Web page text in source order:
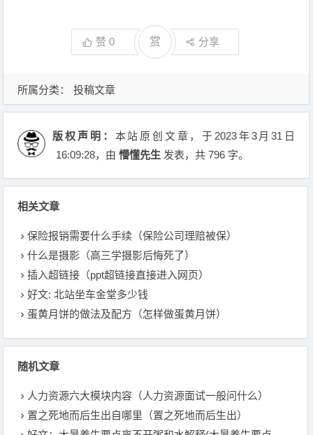
赞0 赏 分享
所属分类： 投稿文章
版权声明： 本站原创文章，于2023年3月31日
16:09:28，由懵懂先生 发表，共 796 字。
相关文章
保险报销需要什么手续（保险公司理赔被保）
什么是摄影（高三学摄影后悔死了）
插入超链接（ppt超链接直接进入网页）
好文: 北站坐车金堂多少钱
蛋黄月饼的做法及配方（怎样做蛋黄月饼）
随机文章
人力资源六大模块内容（人力资源面试一般问什么）
置之死地而后生出自哪里（置之死地而后生出）